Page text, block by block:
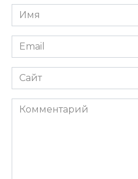
Имя
*
Email
*
Сайт
Комментарий